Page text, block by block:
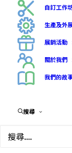
自訂工作
生產及外
展銷活動
關於我們
我們的故
搜尋